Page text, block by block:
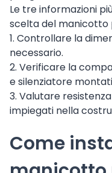
Le tre informazioni
scelta del manicotto
1. Controllare la
necessario.
2. Verificare la
e silenziatore
3. Valutare
impiegati nella
Come